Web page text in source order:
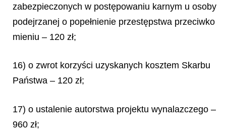
zabezpieczonych w postępowaniu karnym u osoby
podejrzanej o popełnienie przestępstwa przeciwko
mieniu – 120 zł;
16) o zwrot korzyści uzyskanych kosztem Skarbu
Państwa – 120 zł;
17) o ustalenie autorstwa projektu wynalazczego –
960 zł;